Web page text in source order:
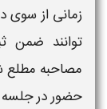
زمانی از سوی
توانند ضمن
مصاحبه مطلع
حضور در جلسه